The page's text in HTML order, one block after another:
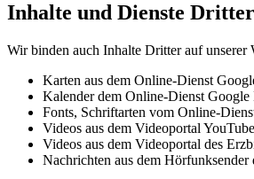
Inhalte und Dienste
Wir binden auch Inhalte Dritter auf unserer
Karten aus dem Online-Dienst
Kalender dem Online-Dienst Google
Fonts, Schriftarten vom Online-
Videos aus dem Videoportal YouTube
Videos aus dem Videoportal des
Nachrichten aus dem Hörfunksender